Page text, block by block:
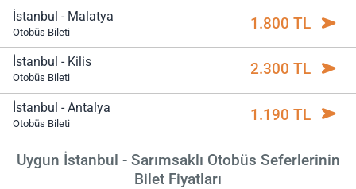
İstanbul - Malatya
Otobüs Bileti 1.800 TL
İstanbul - Kilis
Otobüs Bileti 2.300 TL
İstanbul - Antalya
Otobüs Bileti 1.190 TL
Uygun İstanbul - Sarımsaklı Otobüs Seferlerinin
Bilet Fiyatları